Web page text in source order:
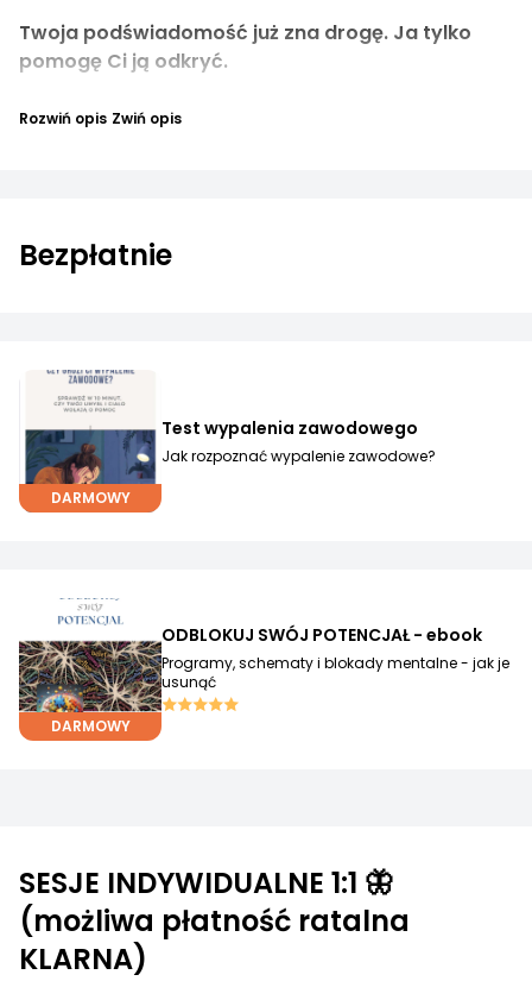
Twoja podświadomość już zna drogę. Ja tylko
pomogę Ci ją odkryć.
Rozwiń opis Zwiń opis
Bezpłatnie
DARMOWY
Test wypalenia zawodowego
Jak rozpoznać wypalenie zawodowe?
DARMOWY
ODBLOKUJ SWÓJ POTENCJAŁ - ebook
Programy, schematy i blokady mentalne - jak je
usunąć
SESJE INDYWIDUALNE 1:1 🦋
(możliwa płatność ratalna
KLARNA)